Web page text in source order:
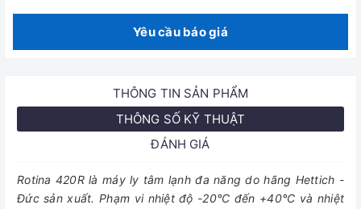
Yêu cầu báo giá
THÔNG TIN SẢN PHẨM
THÔNG SỐ KỸ THUẬT
ĐÁNH GIÁ
Rotina 420R là máy ly tâm lạnh đa năng do hãng Hettich -
Đức sản xuất. Phạm vi nhiệt độ -20°C đến +40°C và nhiệt